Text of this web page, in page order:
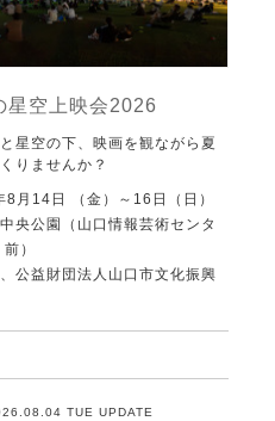
星空上映会2026
星空の下、映画を観ながら夏
りませんか？
8月14日 （金）～16日（日）
央公園（山口情報芸術センタ
）
公益財団法人山口市文化振興
TUE UPDATE